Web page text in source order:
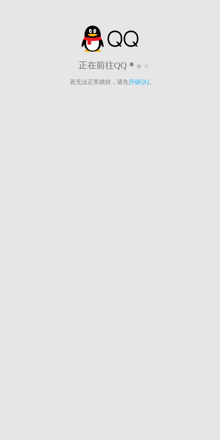
正在前往QQ
若无法正常跳转，请先升级QQ。